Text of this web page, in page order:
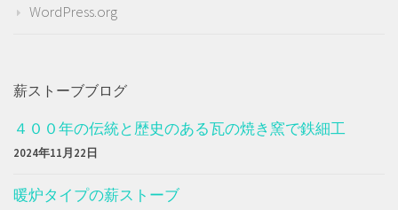
WordPress.org
薪ストーブブログ
４００年の伝統と歴史のある瓦の焼き窯で鉄細工
2024年11月22日
暖炉タイプの薪ストーブ